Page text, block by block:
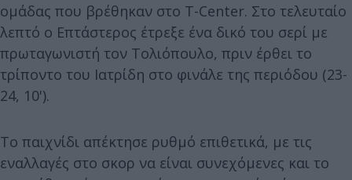
ομάδας που βρέθηκαν στο T-Center. Στο τελευταίο
λεπτό ο Επτάστερος έτρεξε ένα δικό του σερί με
πρωταγωνιστή τον Τολιόπουλο, πριν έρθει το
τρίποντο του Ιατρίδη στο φινάλε της περιόδου (23-
24, 10').
Το παιχνίδι απέκτησε ρυθμό επιθετικά, με τις
εναλλαγές στο σκορ να είναι συνεχόμενες και το